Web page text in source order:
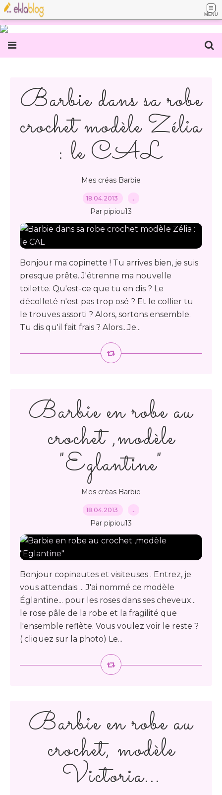
MENU
Barbie dans sa robe
crochet modèle Zélia
: le CAL
Mes créas Barbie
18.04.2013 …
Par pipiou13
Bonjour ma copinette ! Tu arrives bien, je suis
presque prête. J'étrenne ma nouvelle
toilette. Qu'est-ce que tu en dis ? Le
décolleté n'est pas trop osé ? Et le collier tu
le trouves assorti ? Alors, sortons ensemble.
Tu dis qu'il fait frais ? Alors...Je...
Barbie en robe au
crochet ,modèle
"Eglantine"
Mes créas Barbie
18.04.2013 …
Par pipiou13
Bonjour copinautes et visiteuses . Entrez, je
vous attendais ... J'ai nommé ce modèle
Églantine... pour les roses dans ses cheveux...
le rose pâle de la robe et la fragilité que
l'ensemble reflète. Vous voulez voir le reste ?
( cliquez sur la photo) Le...
Barbie en robe au
crochet, modèle
Victoria...